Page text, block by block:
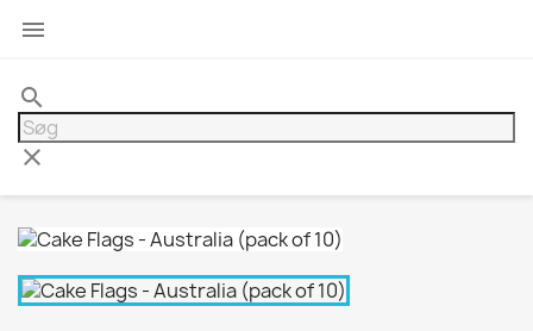

search
clear